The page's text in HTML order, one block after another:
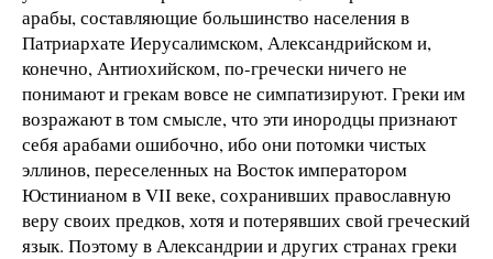
арабы, составляющие большинство населения в
Патриархате Иерусалимском, Александрийском и,
конечно, Антиохийском, по-гречески ничего не
понимают и грекам вовсе не симпатизируют. Греки им
возражают в том смысле, что эти инородцы признают
себя арабами ошибочно, ибо они потомки чистых
эллинов, переселенных на Восток императором
Юстинианом в VІІ веке, сохранивших православную
веру своих предков, хотя и потерявших свой греческий
язык. Поэтому в Александрии и других странах греки